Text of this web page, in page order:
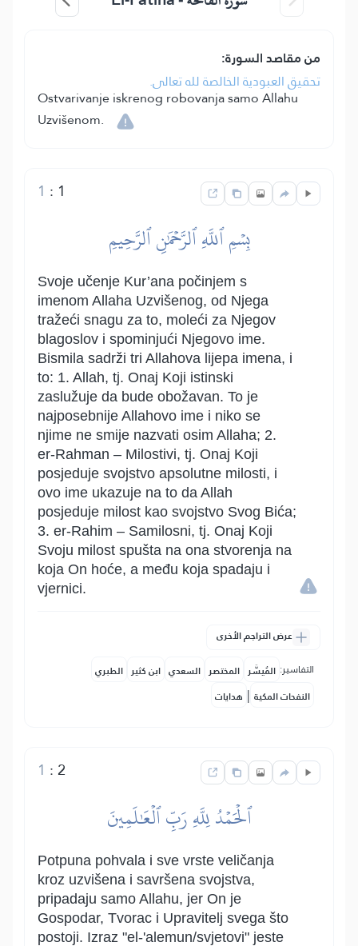
من مقاصد السورة:
تحقيق العبودية الخالصة لله تعالى.
Ostvarivanje iskrenog robovanja samo Allahu
Uzvišenom.
1
:
1
بِسۡمِ ٱللَّهِ ٱلرَّحۡمَٰنِ ٱلرَّحِيمِ
Svoje učenje Kur’ana počinjem s
imenom Allaha Uzvišenog, od Njega
tražeći snagu za to, moleći za Njegov
blagoslov i spominjući Njegovo ime.
Bismila sadrži tri Allahova lijepa imena, i
to: 1. Allah, tj. Onaj Koji istinski
zaslužuje da bude obožavan. To je
najposebnije Allahovo ime i niko se
njime ne smije nazvati osim Allaha; 2.
er-Rahman – Milostivi, tj. Onaj Koji
posjeduje svojstvo apsolutne milosti, i
ovo ime ukazuje na to da Allah
posjeduje milost kao svojstvo Svog Bića;
3. er-Rahim – Samilosni, tj. Onaj Koji
Svoju milost spušta na ona stvorenja na
koja On hoće, a među koja spadaju i
vjernici.
عرض التراجم الأخرى
التفاسير: المُيسَّر المختصر السعدي ابن كثير الطبري
النفحات المكية | هدايات
2
:
1
ٱلۡحَمۡدُ لِلَّهِ رَبِّ ٱلۡعَٰلَمِينَ
Potpuna pohvala i sve vrste veličanja
kroz uzvišena i savršena svojstva,
pripadaju samo Allahu, jer On je
Gospodar, Tvorac i Upravitelj svega što
postoji. Izraz "el-'alemun/svjetovi" jeste